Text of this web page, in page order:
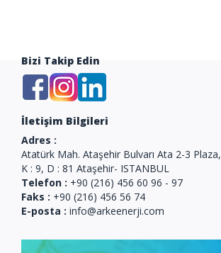
Bizi Takip Edin
İletişim Bilgileri
Adres :
Atatürk Mah. Ataşehir Bulvarı Ata 2-3 Plaza,
K : 9, D : 81 Ataşehir- ISTANBUL
Telefon : +90 (216) 456 60 96 - 97
Faks : +90 (216) 456 56 74
E-posta : info@arkeenerji.com